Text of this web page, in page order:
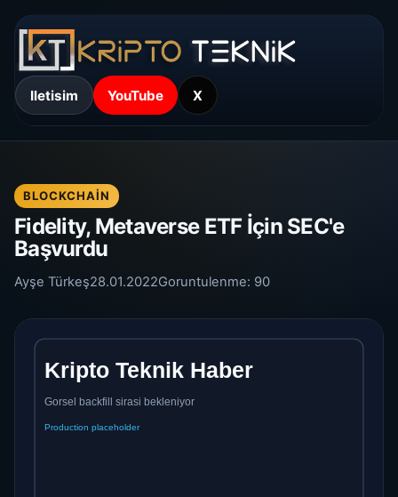
Iletisim YouTube X
BLOCKCHAIN
Fidelity, Metaverse ETF İçin SEC'e
Başvurdu
Ayşe Türkeş28.01.2022Goruntulenme: 90